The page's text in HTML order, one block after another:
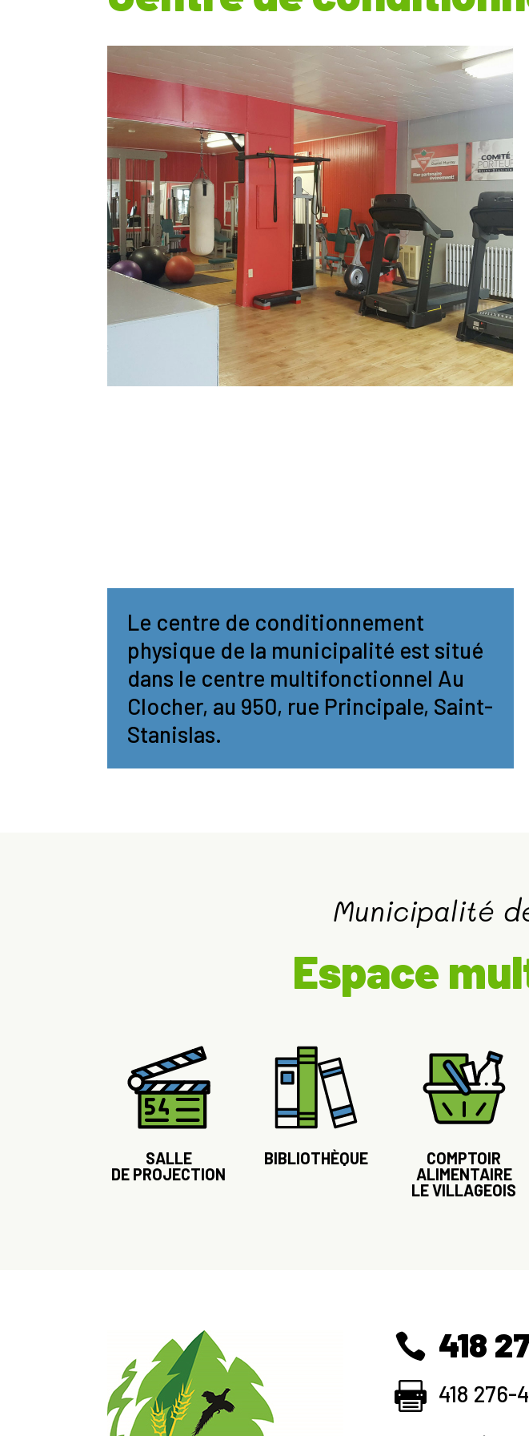
Le centre de conditionnement
physique de la municipalité est situé
dans le centre multifonctionnel Au
Clocher, au 950, rue Principale, Saint-
Stanislas.
Municipalité
Espace
SALLE
DE PROJECTION
BIBLIOTHÈQUE
COMPTOIR
ALIMENTAIRE
LE VILLAGEOIS
418
418 276-